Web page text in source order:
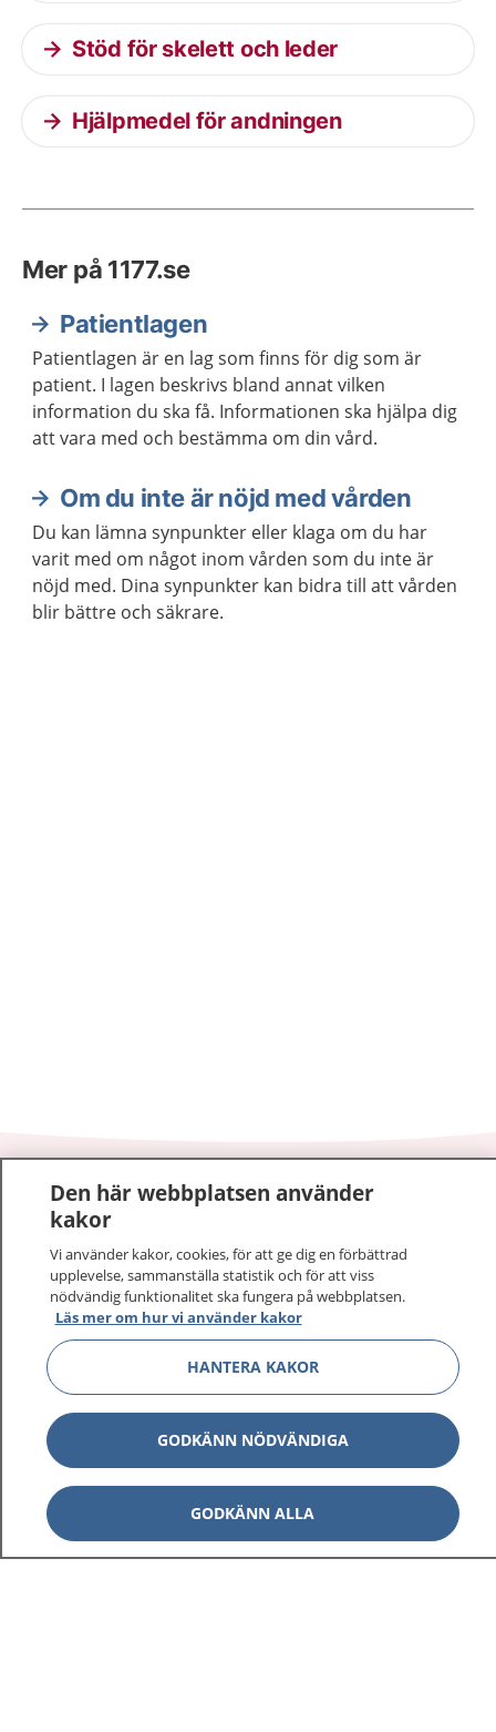
Stöd för skelett och leder
Hjälpmedel för andningen
Mer på 1177.se
Patientlagen
Patientlagen är en lag som finns för dig som är
patient. I lagen beskrivs bland annat vilken
information du ska få. Informationen ska hjälpa dig
att vara med och bestämma om din vård.
Om du inte är nöjd med vården
Du kan lämna synpunkter eller klaga om du har
varit med om något inom vården som du inte är
nöjd med. Dina synpunkter kan bidra till att vården
blir bättre och säkrare.
1177–tryggt om din hälsa och vård
På 1177.se får du råd om hälsa och information om
sjukdomar och vilka mottagningar du kan kontakta.
Logga in för att läsa din journal och göra dina
vårdärenden. Ring telefonnummer 1177 för
sjukvårdsrådgivning dygnet runt.
1177 ger dig råd när du vill må bättre.
1177 på flera språk Visa
Den här webbplatsen använder
kakor
Vi använder kakor, cookies, för att ge dig en förbättrad
upplevelse, sammanställa statistik och för att viss
nödvändig funktionalitet ska fungera på webbplatsen.
Läs mer om hur vi använder kakor
HANTERA KAKOR
GODKÄNN NÖDVÄNDIGA
GODKÄNN ALLA